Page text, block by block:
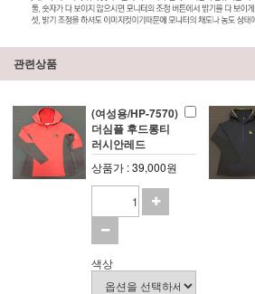
관련상품
(여성용/HP-7570)
더심플 후드롱티
러시안레드
상품가 : 39,000원
색상